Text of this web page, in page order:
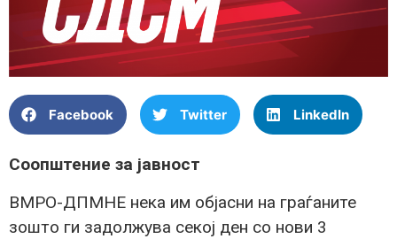
Facebook Twitter LinkedIn
Соопштение за јавност
ВМРО-ДПМНЕ нека им објасни на граѓаните
зошто ги задолжува секој ден со нови 3